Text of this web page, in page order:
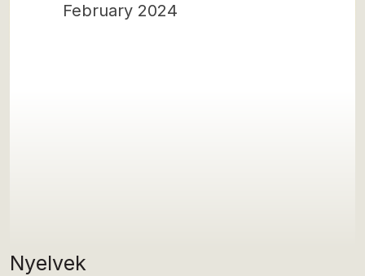
Nyelvek
February 2024